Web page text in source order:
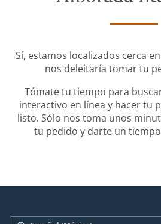
Sí, estamos localizados cerca
nos deleitaría tomar tu
Tómate tu tiempo para
interactivo en línea y hacer tu
listo. Sólo nos toma unos
tu pedido y darte un